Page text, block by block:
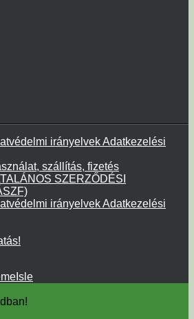
irányelvek Adatkezelési
szállítás, fizetés
SZERZŐDÉSI
irányelvek Adatkezelési